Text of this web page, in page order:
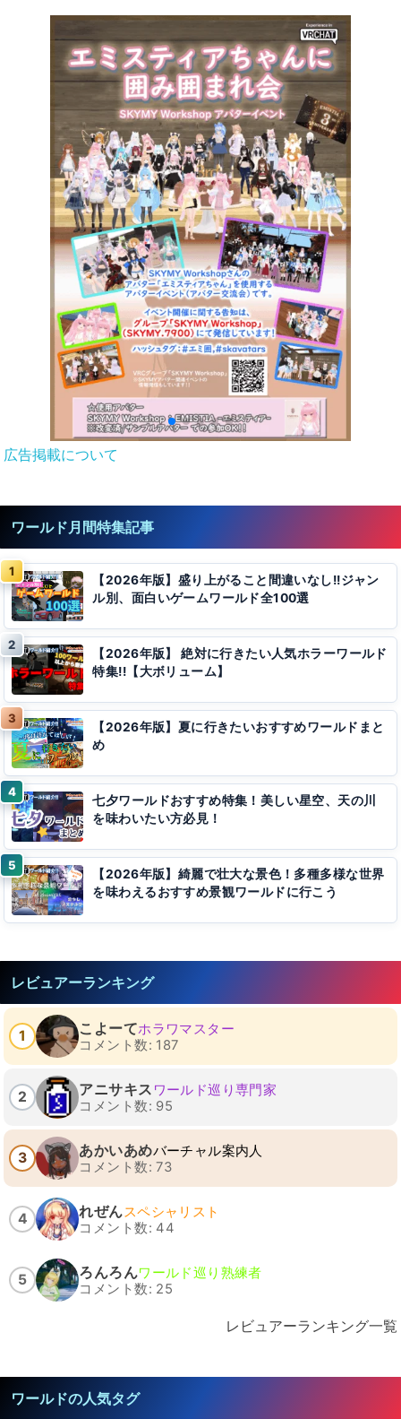
広告掲載について
ワールド月間特集記事
【2026年版】盛り上がること間違いなし!!ジャン
ル別、面白いゲームワールド全100選
【2026年版】 絶対に行きたい人気ホラーワールド
特集!!【大ボリューム】
【2026年版】夏に行きたいおすすめワールドまと
め
七夕ワールドおすすめ特集！美しい星空、天の川
を味わいたい方必見！
【2026年版】綺麗で壮大な景色！多種多様な世界
を味わえるおすすめ景観ワールドに行こう
レビュアーランキング
1 こよーてホラワマスター
コメント数: 187
2 アニサキス ワールド巡り専門家
コメント数: 95
3 あかいあめバーチャル案内人
コメント数: 73
4 れぜんスペシャリスト
コメント数: 44
5 ろんろんワールド巡り熟練者
コメント数: 25
レビュアーランキング一覧
ワールドの人気タグ